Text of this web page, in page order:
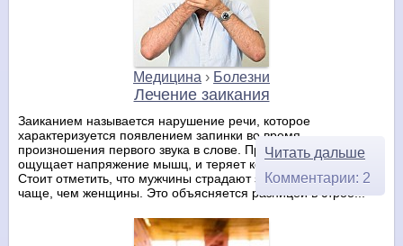
Медицина › Болезни
Лечение заикания
Заиканием называется нарушение речи, которое
характеризуется появлением запинки во время
произношения первого звука в слове. При этом заика
ощущает напряжение мышц, и теряет контроль над речью.
Стоит отметить, что мужчины страдают заиканием намного
чаще, чем женщины. Это объясняется разницей в строе...
Читать дальше
Комментарии: 2